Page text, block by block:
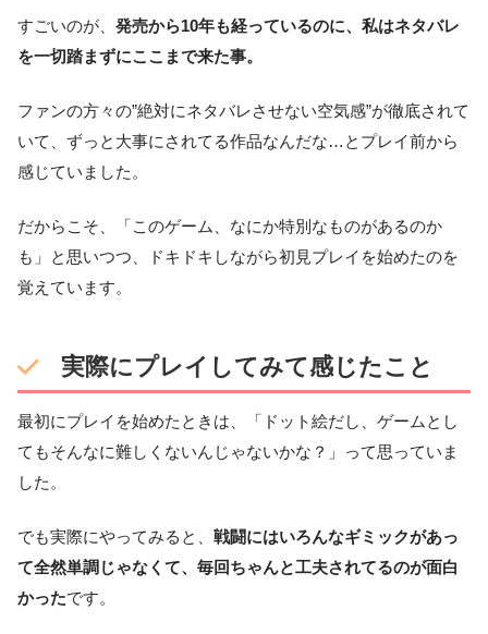
すごいのが、 発売から10年も経っているのに、私はネタバレ
を一切踏まずにここまで来た事。
ファンの方々の”絶対にネタバレさせない空気感”が徹底されて
いて、ずっと大事にされてる作品なんだな…とプレイ前から
感じていました。
だからこそ、「このゲーム、なにか特別なものがあるのか
も」と思いつつ、ドキドキしながら初見プレイを始めたのを
覚えています。
実際にプレイしてみて感じたこと
最初にプレイを始めたときは、「ドット絵だし、ゲームとし
てもそんなに難しくないんじゃないかな？」って思っていま
した。
でも実際にやってみると、 戦闘にはいろんなギミックがあっ
て全然単調じゃなくて、毎回ちゃんと工夫されてるのが面白
かったです。